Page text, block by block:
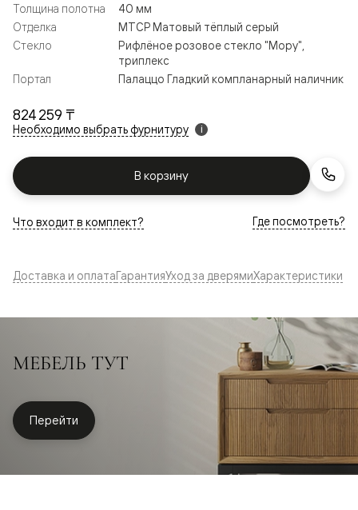
824 259 ₸
Необходимо выбрать фурнитуру i
В корзину
Толщина полотна
40 мм
Отделка
МТСР Матовый тёплый серый
Стекло
Рифлёное розовое стекло "Мору",
триплекс
Портал
Палаццо Гладкий компланарный наличник
Что входит в комплект? Где посмотреть?
Доставка и оплатаГарантияУход за дверямиХарактеристики
МЕБЕЛЬ ТУТ
Перейти